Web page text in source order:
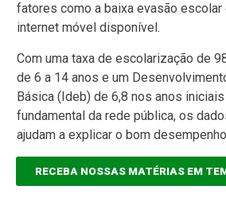
fatores como a baixa evasão escolar
internet móvel disponível.
Com uma taxa de escolarização de
de 6 a 14 anos e um
Básica (Ideb) de 6,8 nos anos
fundamental da rede pública, os
ajudam a explicar o bom
RECEBA NOSSAS MATÉRIAS EM